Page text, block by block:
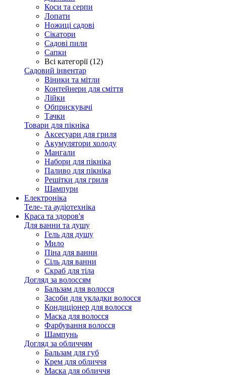
Коси та серпи
Лопати
Ножиці садові
Сікатори
Садові пили
Сапки
Всі категорії (12)
Садовий інвентар
Віники та мітли
Контейнери для сміття
Лійки
Обприскувачі
Тачки
Товари для пікніка
Аксесуари для гриля
Акумулятори холоду
Мангали
Набори для пікніка
Паливо для пікніка
Решітки для гриля
Шампури
Електроніка
Теле- та аудіотехніка
Краса та здоров'я
Для ванни та душу
Гель для душу
Мило
Піна для ванни
Сіль для ванни
Скраб для тіла
Догляд за волоссям
Бальзам для волосся
Засоби для укладки волосся
Кондиціонер для волосся
Маска для волосся
Фарбування волосся
Шампунь
Догляд за обличчям
Бальзам для губ
Крем для обличчя
Маска для обличчя